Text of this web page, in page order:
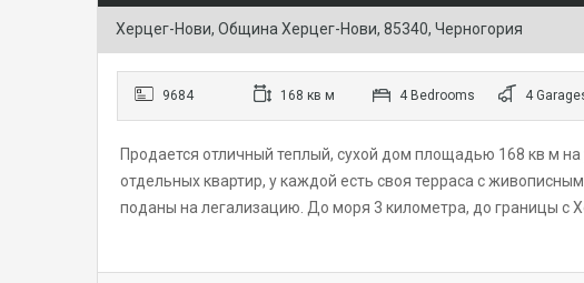
Херцег-Нови, Община Херцег-Нови, 85340, Черногория
9684 168 кв м 4 Bedrooms 4
Продается отличный теплый, сухой дом площадью 168 кв м
отдельных квартир, у каждой есть своя терраса с
поданы на легализацию. До моря 3 километра, до границы с